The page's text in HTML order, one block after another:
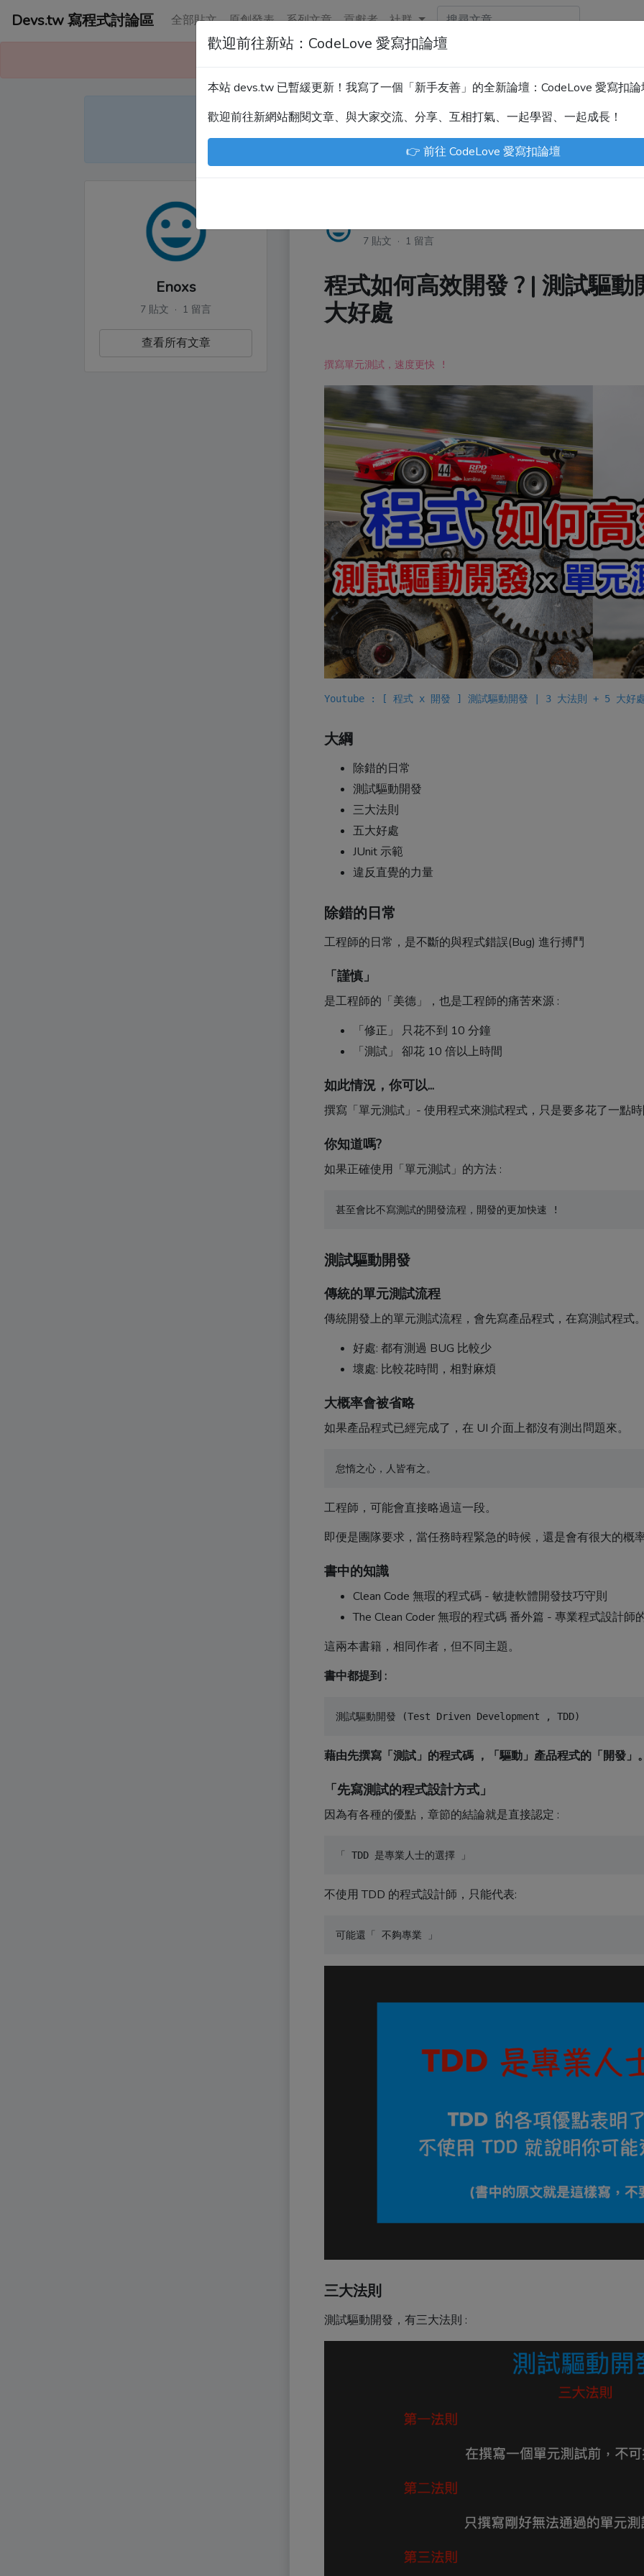
Devs.tw 寫程式討論區 全部貼文 原創發表 系列文章 貢獻者 社群
Devs.tw 是讓工程師寫筆記、網誌的平台。歡迎您隨手紀錄、寫作，方
尤川豪
Enoxs chenjenping Kevin Hou
7 貼文 · 1 留言
程式如何高效開發 ? | 測試驅
大好處
撰寫單元測試，速度更快 !
Youtube : [ 程式 x 開發 ] 測試驅動開發 | 3 大法則 + 5 大好
大綱
除錯的日常
測試驅動開發
三大法則
五大好處
JUnit 示範
違反直覺的力量
除錯的日常
工程師的日常，是不斷的與程式錯誤(Bug) 進行搏鬥
「謹慎」
是工程師的「美德」，也是工程師的痛苦來源 :
「修正」 只花不到 10 分鐘
「測試」 卻花 10 倍以上時間
如此情況，你可以...
撰寫「單元測試」- 使用程式來測試程式，只是要多花了一點
你知道嗎?
如果正確使用「單元測試」的方法 :
甚至會比不寫測試的開發流程，開發的更加快速 !
測試驅動開發
傳統的單元測試流程
傳統開發上的單元測試流程，會先寫產品程式，在寫測試程式
好處: 都有測過 BUG 比較少
壞處: 比較花時間，相對麻煩
大概率會被省略
如果產品程式已經完成了，在 UI 介面上都沒有測出問題來。
怠惰之心，人皆有之。
工程師，可能會直接略過這一段。
即便是團隊要求，當任務時程緊急的時候，還是會有很大的概
書中的知識
Clean Code 無瑕的程式碼 - 敏捷軟體開發技巧守則
The Clean Coder 無瑕的程式碼 番外篇 - 專業程式設計師
這兩本書籍，相同作者，但不同主題。
書中都提到 :
測試驅動開發 (Test Driven Development , TDD)
藉由先撰寫「測試」的程式碼 ，「驅動」產品程式的「開發」
「先寫測試的程式設計方式」
因為有各種的優點，章節的結論就是直接認定 :
「 TDD 是專業人士的選擇 」
不使用 TDD 的程式設計師，只能代表:
可能還「 不夠專業 」
三大法則
測試驅動開發，有三大法則 :
Enoxs
7 貼文 · 1 留言
查看所有文章
歡迎前往新站：CodeLove 愛寫扣論壇
本站 devs.tw 已暫緩更新！我寫了一個「新手友善」的全新論壇：CodeLove 愛寫扣
歡迎前往新網站翻閱文章、與大家交流、分享、互相打氣、一起學習、一起成長！
👉 前往 CodeLove 愛寫扣論壇